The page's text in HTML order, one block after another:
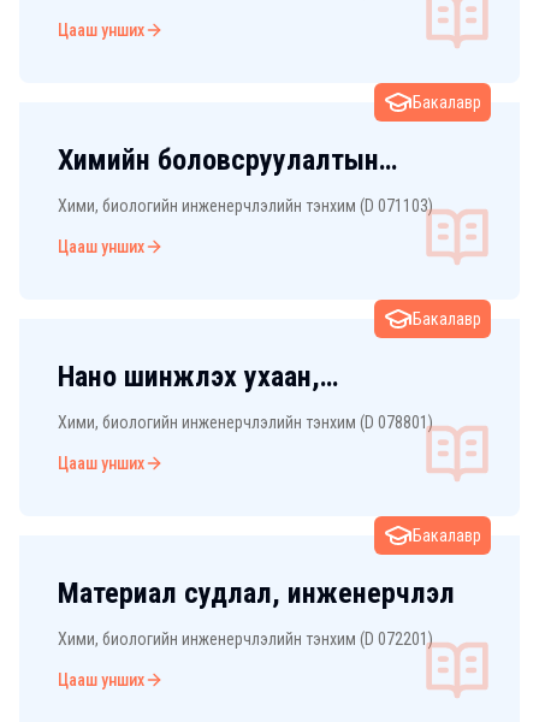
Цааш унших
Бакалавр
Химийн боловсруулалтын
технологи
Хими, биологийн инженерчлэлийн тэнхим (D 071103)
Цааш унших
Бакалавр
Нано шинжлэх ухаан,
инженерчлэл
Хими, биологийн инженерчлэлийн тэнхим (D 078801)
Цааш унших
Бакалавр
Материал судлал, инженерчлэл
Хими, биологийн инженерчлэлийн тэнхим (D 072201)
Цааш унших